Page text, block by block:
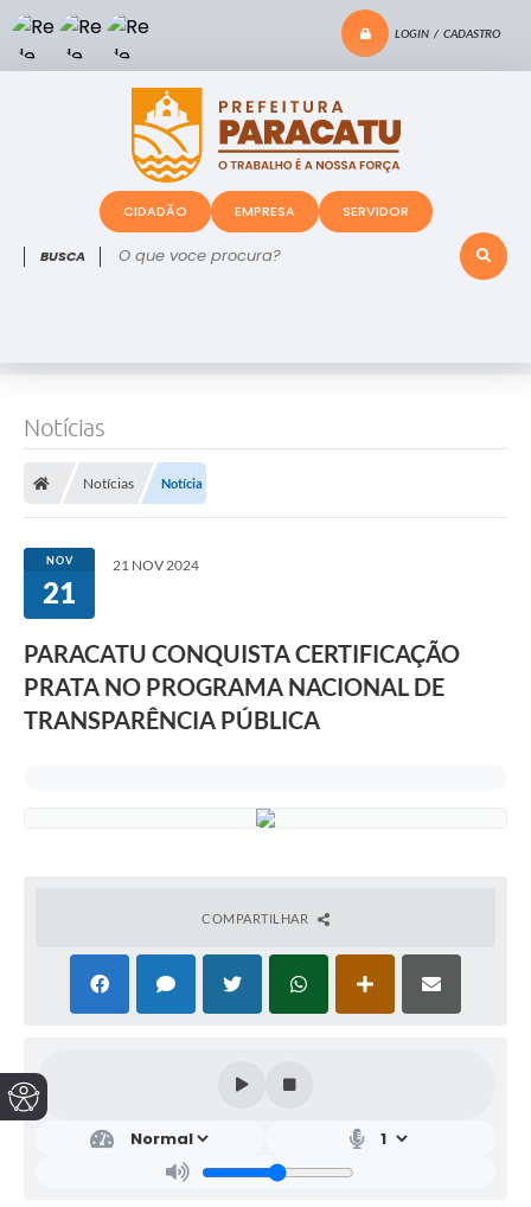
LOGIN / CADASTRO
O que voce procura?
CIDADÃO EMPRESA SERVIDOR
Notícias
Notícias Notícia
NOV
21
21 NOV 2024
PARACATU CONQUISTA CERTIFICAÇÃO
PRATA NO PROGRAMA NACIONAL DE
TRANSPARÊNCIA PÚBLICA
COMPARTILHAR